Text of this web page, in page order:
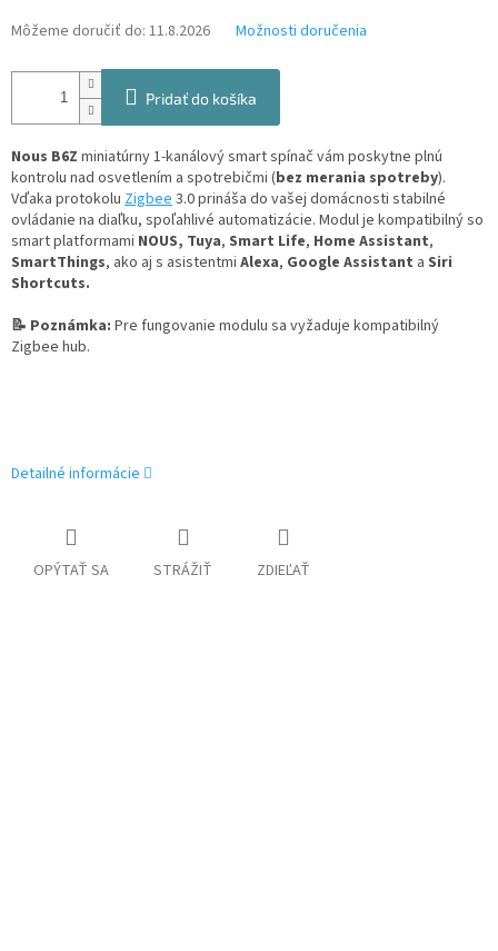
Môžeme doručiť do: 11.8.2026 Možnosti doručenia
Pridať do košíka
Nous B6Z miniatúrny 1-kanálový smart spínač vám poskytne plnú
kontrolu nad osvetlením a spotrebičmi (bez merania spotreby).
Vďaka protokolu Zigbee3.0 prináša do vašej domácnosti stabilné
ovládanie na diaľku, spoľahlivé automatizácie. Modul je kompatibilný so
smart platformami NOUS, Tuya, Smart Life, Home Assistant,
SmartThings, ako aj s asistentmi Alexa, Google Assistant a Siri
Shortcuts.
📝 Poznámka: Pre fungovanie modulu sa vyžaduje kompatibilný
Zigbee hub.
Detailné informácie
OPÝTAŤ SA STRÁŽIŤ ZDIEĽAŤ